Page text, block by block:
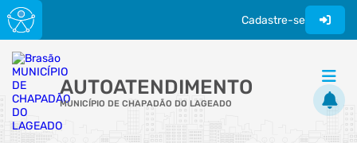
Cadastre-se
AUTOATENDIMENTO
MUNICÍPIO DE CHAPADÃO DO LAGEADO